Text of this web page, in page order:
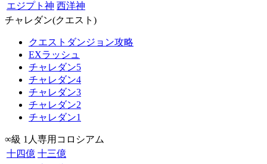
エジプト神 西洋神
チャレダン(クエスト)
クエストダンジョン攻略
EXラッシュ
チャレダン5
チャレダン4
チャレダン3
チャレダン2
チャレダン1
∞級 1人専用コロシアム
十四億 十三億